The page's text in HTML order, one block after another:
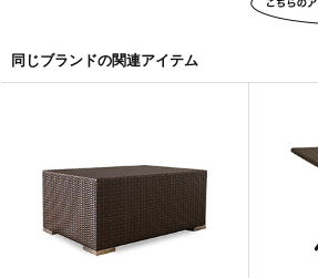
同じブランドの関連アイテム